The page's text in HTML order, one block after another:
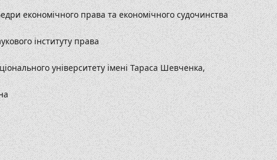
економічного права та економічного судочинства
інституту права
університету імені Тараса Шевченка,